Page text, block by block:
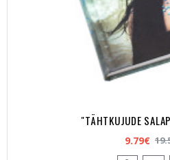
"TÄHTKUJUDE
9.79€